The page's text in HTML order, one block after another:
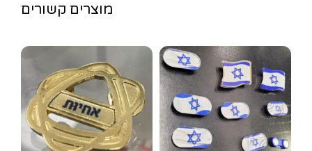
מוצרים קשורים